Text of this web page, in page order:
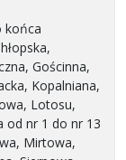
końca
Gościnna,
Kopalniana,
Lotosu,
od nr 1 do nr 13
Mirtowa,